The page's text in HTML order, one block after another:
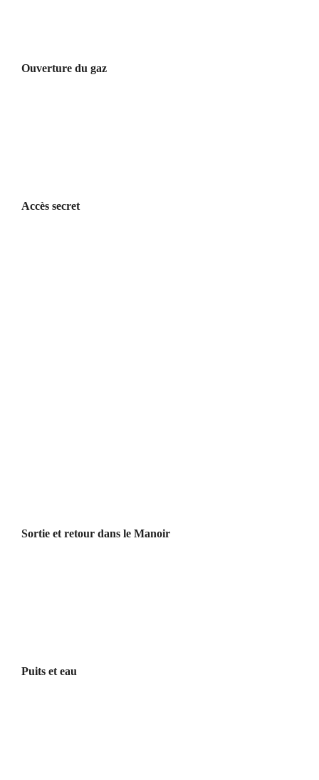
Ouverture du gaz
Accès secret
Sortie et retour dans le Manoir
Puits et eau